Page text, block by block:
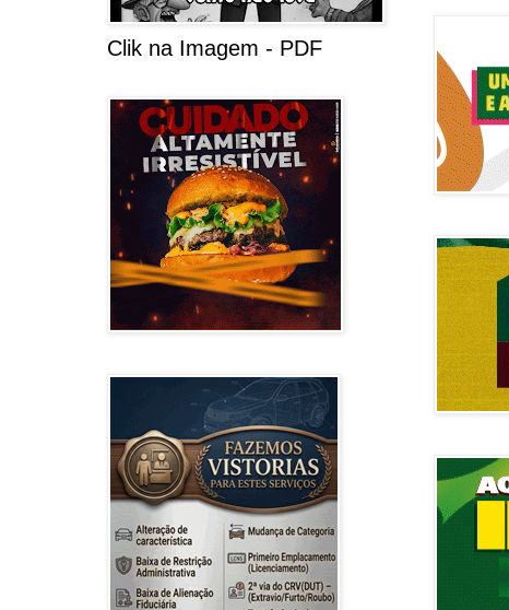
Clik na Imagem - PDF